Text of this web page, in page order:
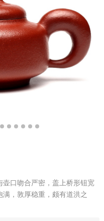
口吻合严密，盖上桥形钮宽
，敦厚稳重，颇有道洪之